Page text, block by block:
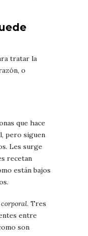
tratar la
o
que hace
pero siguen
Les surge
recetan
están bajos
. Tres
entre
son